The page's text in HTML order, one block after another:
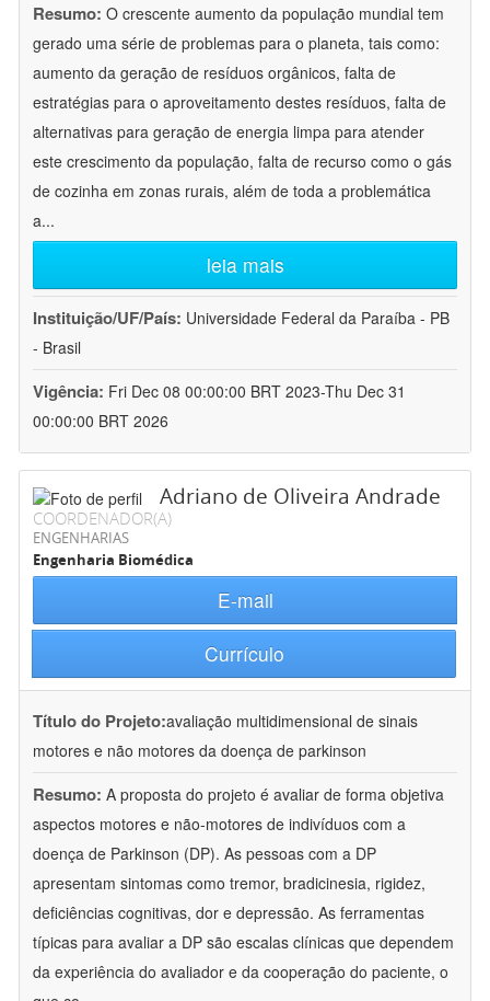
Resumo: O crescente aumento da população mundial tem
gerado uma série de problemas para o planeta, tais como:
aumento da geração de resíduos orgânicos, falta de
estratégias para o aproveitamento destes resíduos, falta de
alternativas para geração de energia limpa para atender
este crescimento da população, falta de recurso como o gás
de cozinha em zonas rurais, além de toda a problemática
a...
leia mais
Instituição/UF/País: Universidade Federal da Paraíba - PB
- Brasil
Vigência: Fri Dec 08 00:00:00 BRT 2023-Thu Dec 31
00:00:00 BRT 2026
Adriano de Oliveira Andrade
COORDENADOR(A)
ENGENHARIAS
Engenharia Biomédica
E-mail
Currículo
Título do Projeto:avaliação multidimensional de sinais
motores e não motores da doença de parkinson
Resumo: A proposta do projeto é avaliar de forma objetiva
aspectos motores e não-motores de indivíduos com a
doença de Parkinson (DP). As pessoas com a DP
apresentam sintomas como tremor, bradicinesia, rigidez,
deficiências cognitivas, dor e depressão. As ferramentas
típicas para avaliar a DP são escalas clínicas que dependem
da experiência do avaliador e da cooperação do paciente, o